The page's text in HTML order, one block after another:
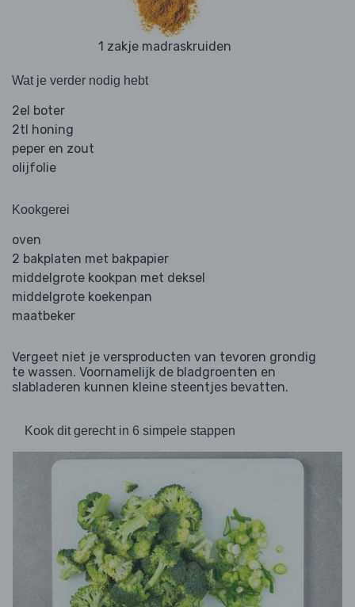
1 zakje madraskruiden
Wat je verder nodig hebt
2el boter
2tl honing
peper en zout
olijfolie
Kookgerei
oven
2 bakplaten met bakpapier
middelgrote kookpan met deksel
middelgrote koekenpan
maatbeker
Vergeet niet je versproducten van tevoren grondig
te wassen. Voornamelijk de bladgroenten en
slabladeren kunnen kleine steentjes bevatten.
Kook dit gerecht in 6 simpele stappen